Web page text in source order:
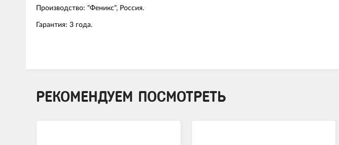
Производство: "Феникс", Россия.
Гарантия: 3 года.
РЕКОМЕНДУЕМ ПОСМОТРЕТЬ